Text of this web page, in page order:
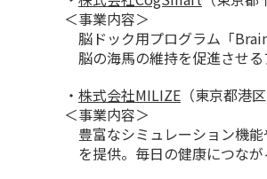
＜事業内容＞
脳ドック用プログラム「
脳の海馬の維持を促進させ
・ 株式会社MILIZE （東京都港
＜事業内容＞
豊富なシミュレーション機
を提供。毎日の健康につな